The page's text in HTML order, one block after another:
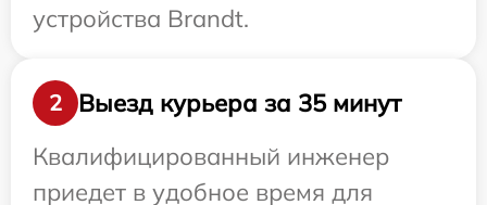
устройства Brandt.
2
Выезд курьера за 35 минут
Квалифицированный инженер
приедет в удобное время для